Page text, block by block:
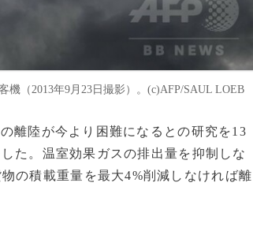
（2013年9月23日撮影）。(c)AFP/SAUL LOEB
離陸が今より困難になるとの研究を13
た。温室効果ガスの排出量を抑制しな
の積載重量を最大4%削減しなければ離